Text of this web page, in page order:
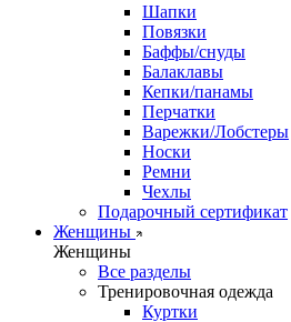
Шапки
Повязки
Баффы/снуды
Балаклавы
Кепки/панамы
Перчатки
Варежки/Лобстеры
Носки
Ремни
Чехлы
Подарочный сертификат
Женщины
Женщины
Все разделы
Тренировочная одежда
Куртки